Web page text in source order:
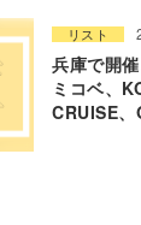
リスト
兵庫で開
ミコベ、
CRUISE